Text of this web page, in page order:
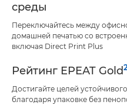
среды
Переключайтесь между
домашней печатью со
включая Direct Print Plus
Рейтинг EPEAT Gold
Достигайте целей
благодаря упаковке без